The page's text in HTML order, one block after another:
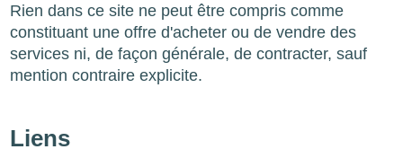
Rien dans ce site ne peut être compris comme
constituant une offre d'acheter ou de vendre des
services ni, de façon générale, de contracter, sauf
mention contraire explicite.
Liens